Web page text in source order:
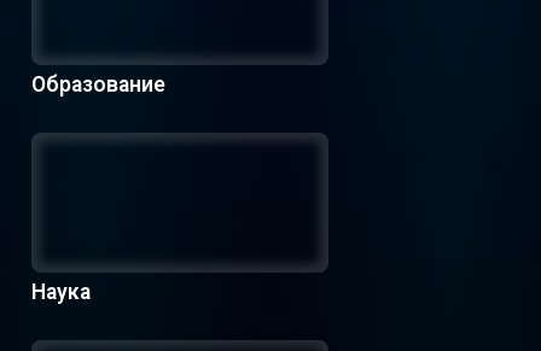
Образование
Наука